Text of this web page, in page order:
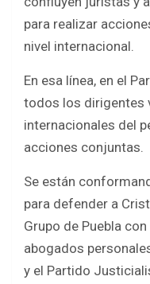
para realizar
nivel internacional.
En esa línea, en el
todos los dirigentes
internacionales del
acciones conjuntas.
Se están
para defender a
Grupo de Puebla
abogados
y el Partido